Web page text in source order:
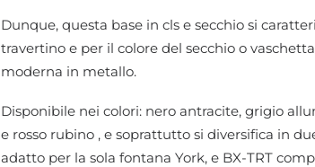
Dunque, questa base in cls e secchio si
travertino e per il colore del secchio o
moderna in metallo.
Disponibile nei colori: nero antracite, grigio
e rosso rubino , e soprattutto si diversifica in
adatto per la sola fontana York, e BX-TRT